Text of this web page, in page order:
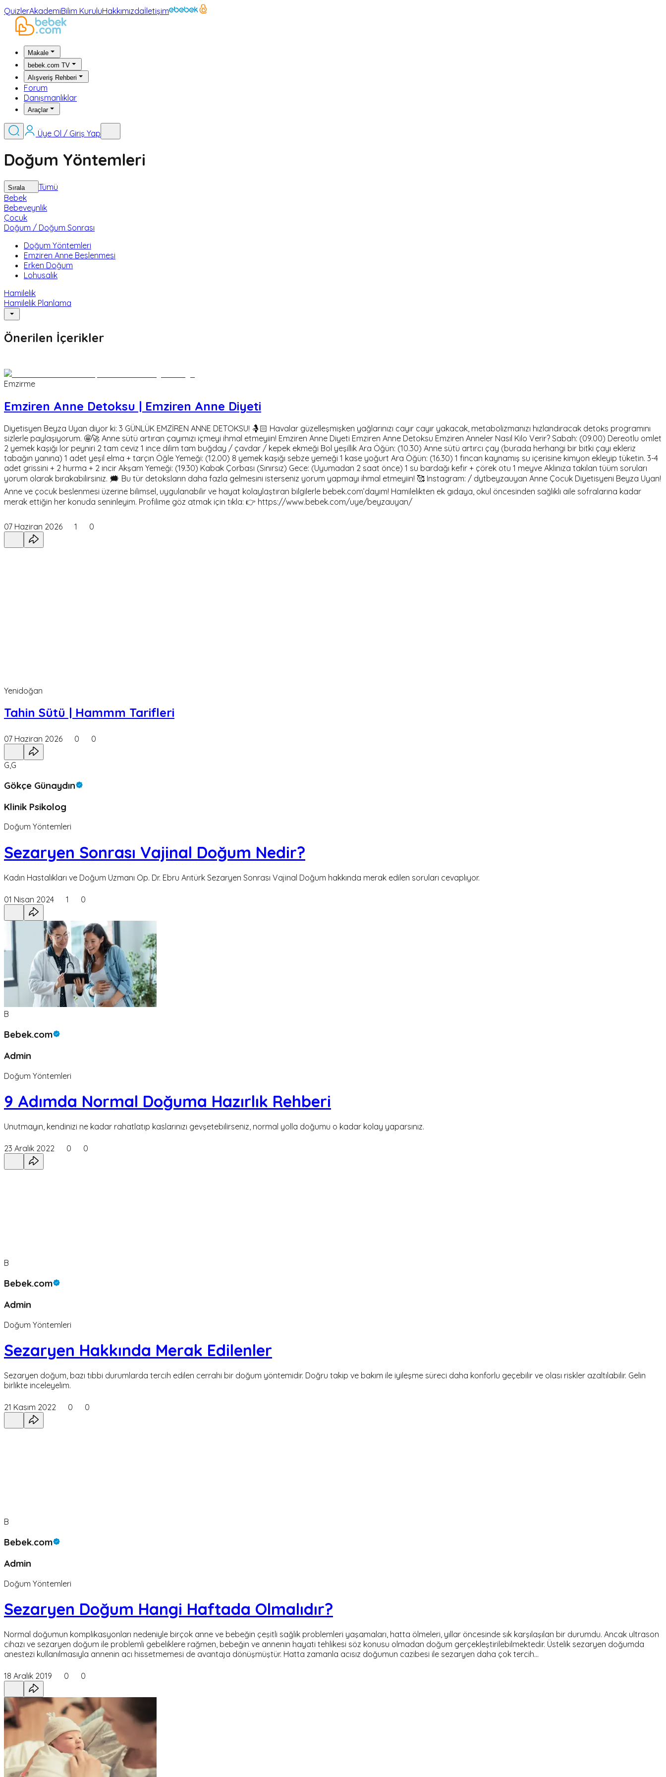
QuizlerAkademiBilim KuruluHakkımızdaİletişim
Makale
bebek.com TV
Alışveriş Rehberi
Forum
Danışmanlıklar
Araçlar
Üye Ol / Giriş Yap
Doğum Yöntemleri
Sırala
Tümü
Bebek
Bebeveynlik
Çocuk
Doğum / Doğum Sonrası
Doğum Yöntemleri
Emziren Anne Beslenmesi
Erken Doğum
Lohusalık
Hamilelik
Hamilelik Planlama
Önerilen İçerikler
Emzirme
Emziren Anne Detoksu | Emziren Anne Diyeti
Diyetisyen Beyza Uyan diyor ki: 3 GÜNLÜK EMZİREN ANNE DETOKSU! 🤱🏻 Havalar güzelleşmişken yağlarınızı cayır cayır yakacak, metabolizmanızı hızlandıracak detoks programını
sizlerle paylaşıyorum. 🤩🚀 Anne sütü artıran çayımızı içmeyi ihmal etmeyiin! Emziren Anne Diyeti Emziren Anne Detoksu Emziren Anneler Nasıl Kilo Verir? Sabah: (09.00) Dereotlu omlet
2 yemek kaşığı lor peyniri 2 tam ceviz 1 ince dilim tam buğday / çavdar / kepek ekmeği Bol yeşillik Ara Öğün: (10.30) Anne sütü artırcı çay (burada herhangi bir bitki çayı ekleriz
tabağın yanına) 1 adet yeşil elma + tarçın Öğle Yemeği: (12.00) 8 yemek kaşığı sebze yemeği 1 kase yoğurt Ara Öğün: (16.30) 1 fincan kaynamış su içerisine kimyon ekleyip tüketin. 3-4
adet grissini + 2 hurma + 2 incir Akşam Yemeği: (19.30) Kabak Çorbası (Sınırsız) Gece: (Uyumadan 2 saat önce) 1 su bardağı kefir + çörek otu 1 meyve Aklınıza takılan tüüm soruları
yorum olarak bırakabilirsiniz. 🗯 Bu tür detoksların daha fazla gelmesini isterseniz yorum yapmayı ihmal etmeyiin! 🥰 Instagram: / dytbeyzauyan Anne Çocuk Diyetisyeni Beyza Uyan!
Anne ve çocuk beslenmesi üzerine bilimsel, uygulanabilir ve hayat kolaylaştıran bilgilerle bebek.com’dayım! Hamilelikten ek gıdaya, okul öncesinden sağlıklı aile sofralarına kadar
merak ettiğin her konuda seninleyim. Profilime göz atmak için tıkla: 👉 https://www.bebek.com/uye/beyzauyan/
07 Haziran 2026 1 0
Yenidoğan
Tahin Sütü | Hammm Tarifleri
07 Haziran 2026 0 0
G,G
Gökçe Günaydın
Klinik Psikolog
Doğum Yöntemleri
Sezaryen Sonrası Vajinal Doğum Nedir?
Kadın Hastalıkları ve Doğum Uzmanı Op. Dr. Ebru Arıtürk Sezaryen Sonrası Vajinal Doğum hakkında merak edilen soruları cevaplıyor.
01 Nisan 2024 1 0
B
Bebek.com
Admin
Doğum Yöntemleri
9 Adımda Normal Doğuma Hazırlık Rehberi
Unutmayın, kendinizi ne kadar rahatlatıp kaslarınızı gevşetebilirseniz, normal yolla doğumu o kadar kolay yaparsınız.
23 Aralık 2022 0 0
B
Bebek.com
Admin
Doğum Yöntemleri
Sezaryen Hakkında Merak Edilenler
Sezaryen doğum, bazı tıbbi durumlarda tercih edilen cerrahi bir doğum yöntemidir. Doğru takip ve bakım ile iyileşme süreci daha konforlu geçebilir ve olası riskler azaltılabilir. Gelin
birlikte inceleyelim.
21 Kasım 2022 0 0
B
Bebek.com
Admin
Doğum Yöntemleri
Sezaryen Doğum Hangi Haftada Olmalıdır?
Normal doğumun komplikasyonları nedeniyle birçok anne ve bebeğin çeşitli sağlık problemleri yaşamaları, hatta ölmeleri, yıllar öncesinde sık karşılaşılan bir durumdu. Ancak ultrason
cihazı ve sezaryen doğum ile problemli gebeliklere rağmen, bebeğin ve annenin hayati tehlikesi söz konusu olmadan doğum gerçekleştirilebilmektedir. Üstelik sezaryen doğumda
anestezi kullanılmasıyla annenin acı hissetmemesi de avantaja dönüşmüştür. Hatta zamanla acısız doğumun cazibesi ile sezaryen daha çok tercih…
18 Aralık 2019 0 0